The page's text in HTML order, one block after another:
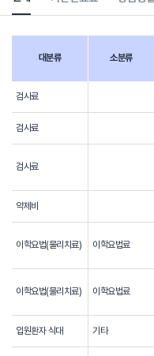
대분류 소분류
검사료
검사료
검사료
약제비
이학요법(물리치료) 이학요법료
이학요법(물리치료) 이학요법료
입원환자 식대 기타